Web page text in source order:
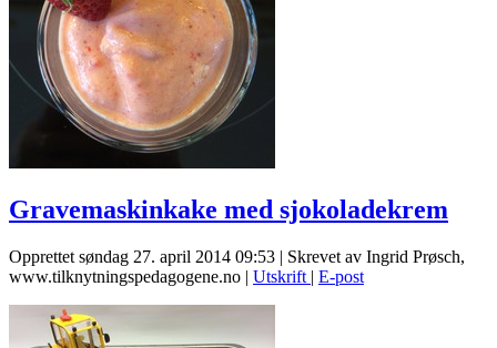
Gravemaskinkake med sjokoladekrem
Opprettet søndag 27. april 2014 09:53 | Skrevet av Ingrid Prøsch,
www.tilknytningspedagogene.no | Utskrift | E-post